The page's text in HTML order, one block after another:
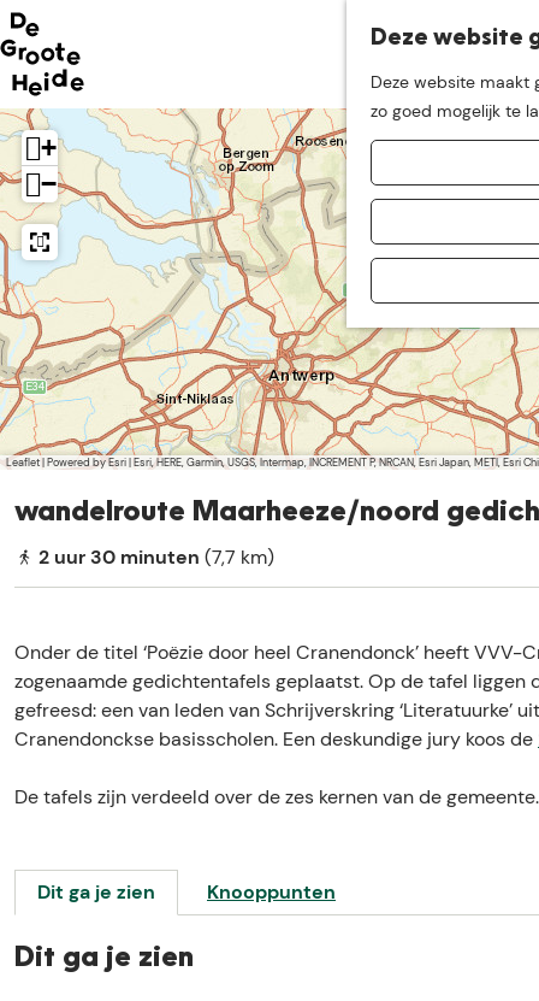
Deze website
Deze website maakt
zo goed mogelijk te
G
a
n
a
r
d
e
h
o
m
e
p
+
−
Leaflet|Powered by Esri | Esri, HERE, Garmin, USGS, Intermap, INCREMENT P, NRCAN, Esri Japan, METI,
wandelroute Maarheeze/noord
2 uur 30 minuten (7,7 km)
Onder de titel ‘Poëzie door heel Cranendonck’ heeft
zogenaamde gedichtentafels geplaatst. Op de tafel liggen
gefreesd: een van leden van Schrijverskring ‘Literatuurke’
Cranendonckse basisscholen. Een deskundige jury koos de
De tafels zijn verdeeld over de zes kernen van de gemeente.
Dit ga je zien Knooppunten
Dit ga je zien
Neem me
vandaag
mee op
een leuke
ontdekkingstocht in